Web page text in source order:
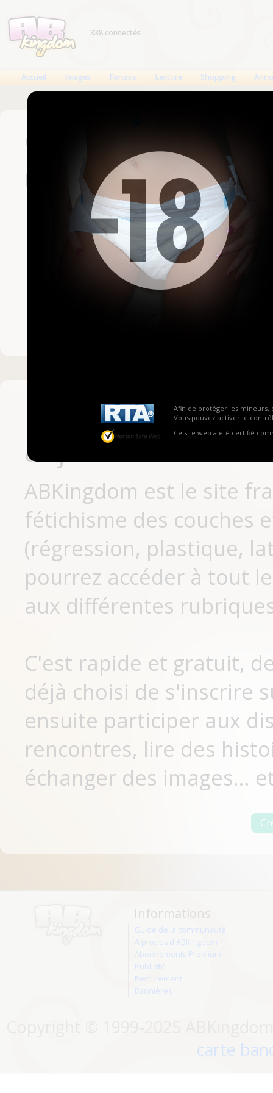
Afin de protéger les mineurs,
Vous pouvez activer le
Ce site web a été certifié
338 connectés
Accueil Images Forums Lecture Shopping
Connexion
Un compte est
Nom d'utilisateur
Mot de passe
Pas encore
aujourd'hui
ABKingdom est le site
fétichisme des couches
(régression, plastique,
pourrez accéder à tout
aux différentes
C'est rapide et gratuit,
déjà choisi de s'inscrire
ensuite participer aux
rencontres, lire des
échanger des images...
Informations
Guide de la communauté
A propos d'ABKingdom
Abonnements Premium
Publicité
Recrutement
Bannières
carte